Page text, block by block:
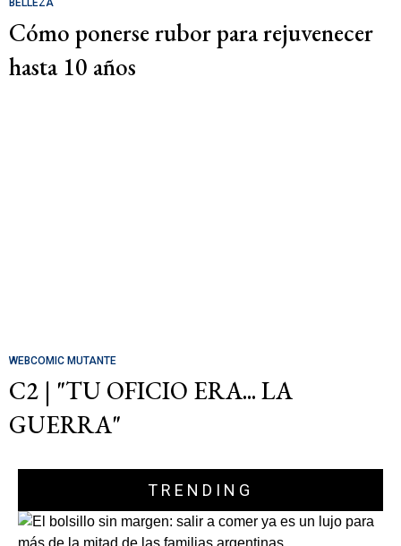
Cómo ponerse rubor para rejuvenecer
hasta 10 años
WEBCOMIC MUTANTE
C2 | "TU OFICIO ERA... LA
GUERRA"
TRENDING